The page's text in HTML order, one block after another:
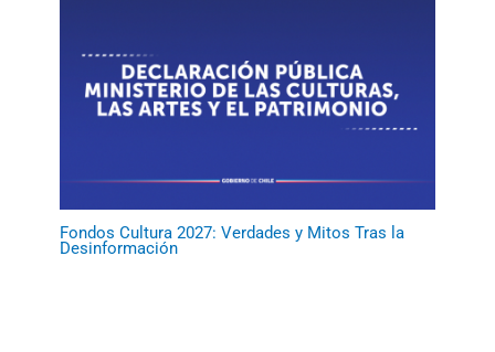
Fondos Cultura 2027: Verdades y Mitos Tras la
Desinformación